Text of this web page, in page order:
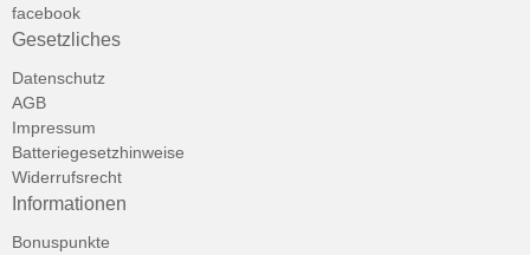
facebook
Gesetzliches
Datenschutz
AGB
Impressum
Batteriegesetzhinweise
Widerrufsrecht
Informationen
Bonuspunkte